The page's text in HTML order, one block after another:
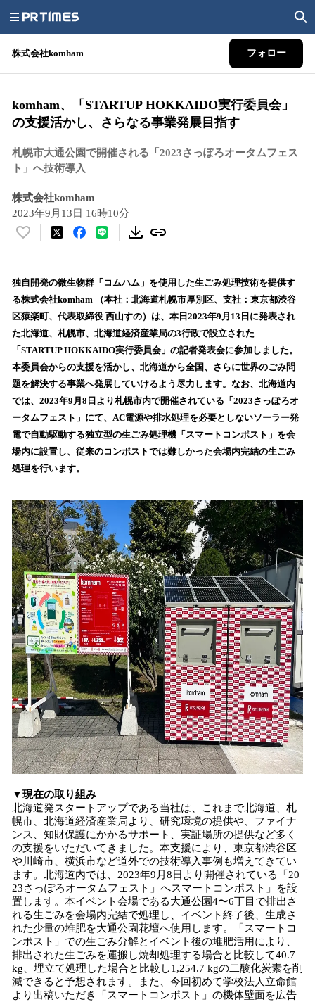
株式会社komham フォロー
komham、「STARTUP HOKKAIDO実行委員会」
の支援活かし、さらなる事業発展目指す
札幌市大通公園で開催される「2023さっぽろオータムフェス
ト」へ技術導入
株式会社komham
2023年9月13日 16時10分
い
！
数
を
読
込
み
中
で
す
独自開発の微生物群「コムハム」を使用した生ごみ処理技術を提供す
る株式会社komham （本社：北海道札幌市厚別区、支社：東京都渋谷
区猿楽町、代表取締役 西山すの）は、本日2023年9月13日に発表され
た北海道、札幌市、北海道経済産業局の3行政で設立された
「STARTUP HOKKAIDO実行委員会」の記者発表会に参加しました。
本委員会からの支援を活かし、北海道から全国、さらに世界のごみ問
題を解決する事業へ発展していけるよう尽力します。なお、北海道内
では、2023年9月8日より札幌市内で開催されている「2023さっぽろオ
ータムフェスト」にて、AC電源や排水処理を必要としないソーラー発
電で自動駆動する独立型の生ごみ処理機「スマートコンポスト」を会
場内に設置し、従来のコンポストでは難しかった会場内完結の生ごみ
処理を行います。
▼現在の取り組み
北海道発スタートアップである当社は、これまで北海道、札
幌市、北海道経済産業局より、研究環境の提供や、ファイナ
ンス、知財保護にかかるサポート、実証場所の提供など多く
の支援をいただいてきました。本支援により、東京都渋谷区
や川崎市、横浜市など道外での技術導入事例も増えてきてい
ます。北海道内では、2023年9月8日より開催されている「20
23さっぽろオータムフェスト」へスマートコンポスト」を設
置します。本イベント会場である大通公園4〜6丁目で排出さ
れる生ごみを会場内完結で処理し、イベント終了後、生成さ
れた少量の堆肥を大通公園花壇へ使用します。「スマートコ
ンポスト」での生ごみ分解とイベント後の堆肥活用により、
排出された生ごみを運搬し焼却処理する場合と比較して40.7
kg、埋立て処理した場合と比較し1,254.7 kgの二酸化炭素を削
減できると予想されます。また、今回初めて学校法人立命館
より出稿いただき「スマートコンポスト」の機体壁面を広告